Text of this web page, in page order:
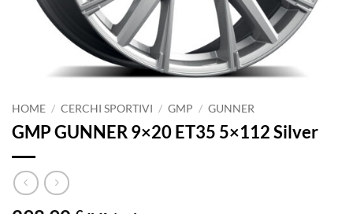
HOME / CERCHI SPORTIVI / GMP / GUNNER
GMP GUNNER 9×20 ET35 5×112 Silver